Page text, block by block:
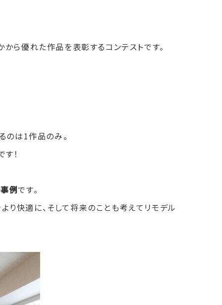
ら優れた作品を表彰するコンテストです。
のは1作品のみ。
！
事例です。
快適に、そして将来のことも考えてリモデル